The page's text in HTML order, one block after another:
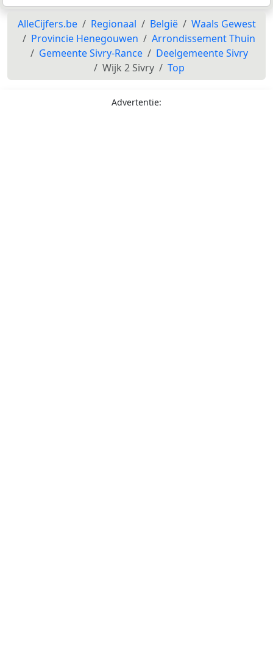
AlleCijfers.be Regionaal België
Waals Gewest
Provincie Henegouwen
Arrondissement Thuin
Gemeente Sivry-Rance
Deelgemeente Sivry
Wijk 2 Sivry
Top
Advertentie: